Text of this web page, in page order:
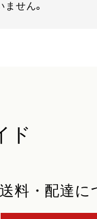
せん。
ド
送料・配達に